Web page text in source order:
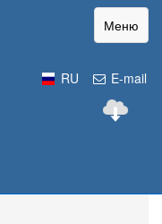
Меню
E-mail
RU